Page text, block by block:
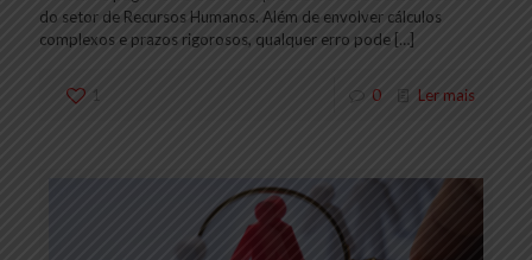
do setor de Recursos Humanos. Além de envolver cálculos
complexos e prazos rigorosos, qualquer erro pode […]
1 0 Ler mais